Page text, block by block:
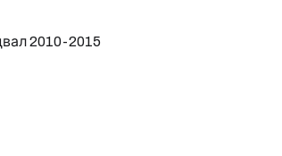
2010-2015